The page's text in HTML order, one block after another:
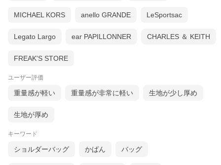
MICHAEL KORS anello GRANDE LeSportsac
Legato Largo ear PAPILLONNER CHARLES ＆ KEITH
FREAK'S STORE
ユーザー評価
重量感が軽い 重量感が非常に軽い 生地が少し厚め
生地が厚め
キーワード
ショルダーバッグ かばん バッグ